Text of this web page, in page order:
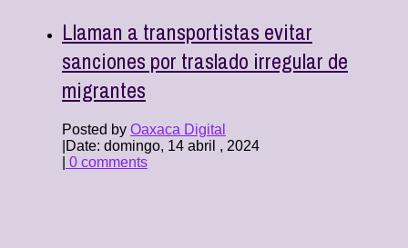
Llaman a transportistas evitar
sanciones por traslado irregular de
migrantes
Posted by Oaxaca Digital
Date: domingo, 14 abril , 2024
0 comments